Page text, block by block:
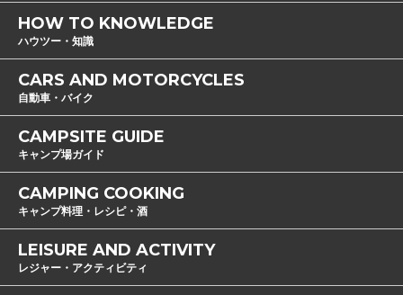
HOW TO KNOWLEDGE
ハウツー・知識
CARS AND MOTORCYCLES
自動車・バイク
CAMPSITE GUIDE
キャンプ場ガイド
CAMPING COOKING
キャンプ料理・レシピ・酒
LEISURE AND ACTIVITY
レジャー・アクティビティ